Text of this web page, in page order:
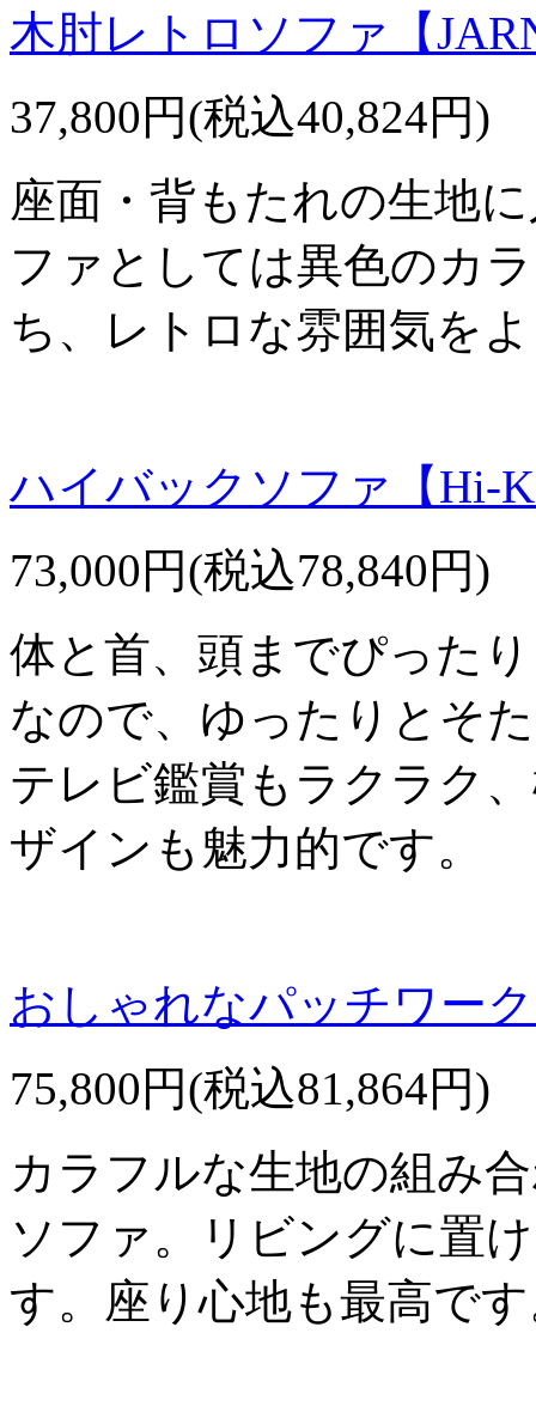
木肘レトロソファ【
37,800円(税込40,824円)
座面・背もたれの生地
ファとしては異色のカ
ち、レトロな雰囲気を
ハイバックソファ【Hi-
73,000円(税込78,840円)
体と首、頭までぴった
なので、ゆったりとそ
テレビ鑑賞もラクラク
ザインも魅力的です。
おしゃれなパッチワー
75,800円(税込81,864円)
カラフルな生地の組み
ソファ。リビングに置
す。座り心地も最高で